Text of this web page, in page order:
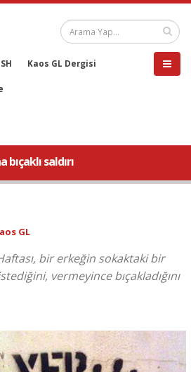
Kaos GL Dergisi
saldırı
GL
bir erkeğin sokaktaki bir
vermeyince bıçakladığını